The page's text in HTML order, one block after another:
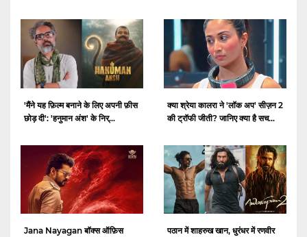
'मैंने यह फ़िल्म बनाने के लिए अपनी फ़ीस
छोड़ दी': 'हनुमान अंश' के निर्...
क्या श्रेया कालरा ने 'लॉक अप' सीज़न 2
की ट्रॉफी जीती? जानिए क्या है सच...
Jana Nayagan बॉक्स ऑफ़िस
पठान में शाहरुख खान, धुरंधर में रणवीर